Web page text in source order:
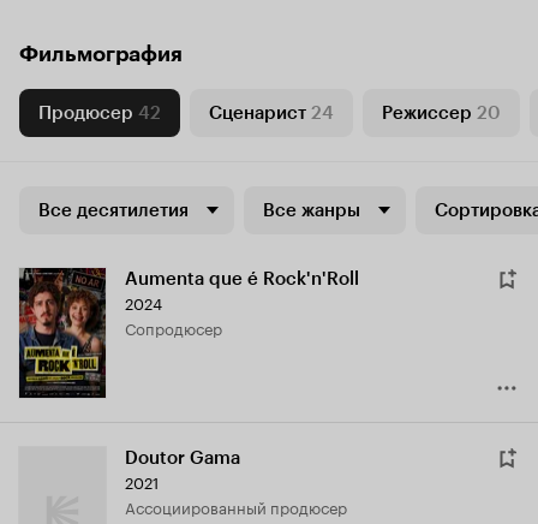
Фильмография
Продюсер 42 Сценарист 24 Режиссер 20
Все десятилетия Все жанры
Aumenta que é Rock'n'Roll
2024
сопродюсер
Doutor Gama
2021
ассоциированный продюсер